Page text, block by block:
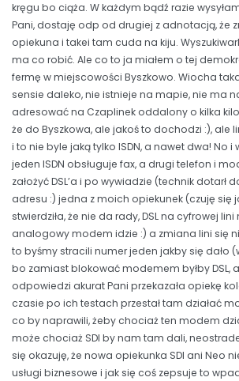
kręgu bo ciąża. W każdym bądź razie
Pani, dostaję odp od drugiej z adnotacją, że
opiekuna i takei tam cuda na kiju.
ma co robić. Ale co to ja miałem o tej
fermę w miejscowości Byszkowo. Wiocha
sensie daleko, nie istnieje na mapie, nie ma
adresować na Czaplinek oddalony o kilka
że do Byszkowa, ale jakoś to dochodzi :), ale
i to nie byle jaką tylko ISDN, a nawet dwa! No i
jeden ISDN obsługuje fax, a drugi telefon i
założyć DSL’a i po wywiadzie (technik dotarł
adresu :) jedna z moich opiekunek (czuję się
stwierdziła, że nie da rady, DSL na cyfrowej
analogowy modem idzie :) a zmiana lini się
to byśmy stracili numer jeden jakby się dało
bo zamiast blokować modemem byłby DSL,
odpowiedzi akurat Pani przekazała opiekę
czasie po ich testach przestał tam działać
co by naprawili, żeby chociaż ten modem
może chociaż SDI by nam tam dali,
się okazuję, że nowa opiekunka SDI ani Neo
usługi biznesowe i jak się coś zepsuje to